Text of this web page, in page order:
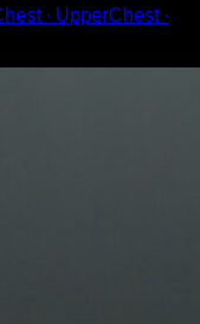
∙ UpperChest ∙